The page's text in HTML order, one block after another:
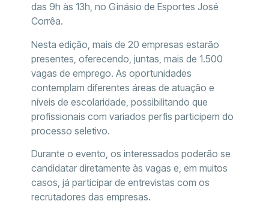
das 9h às 13h, no Ginásio de Esportes José
Corrêa.
Nesta edição, mais de 20 empresas estarão
presentes, oferecendo, juntas, mais de 1.500
vagas de emprego. As oportunidades
contemplam diferentes áreas de atuação e
níveis de escolaridade, possibilitando que
profissionais com variados perfis participem do
processo seletivo.
Durante o evento, os interessados poderão se
candidatar diretamente às vagas e, em muitos
casos, já participar de entrevistas com os
recrutadores das empresas.